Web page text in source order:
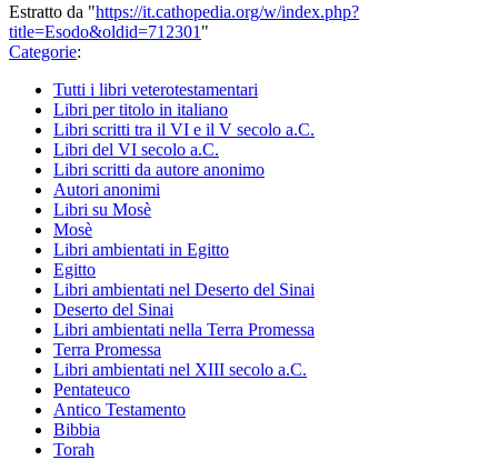
Estratto da "https://it.cathopedia.org/w/index.php?
title=Esodo&oldid=712301 "
Categorie:
Tutti i libri veterotestamentari
Libri per titolo in italiano
Libri scritti tra il VI e il V secolo a.C.
Libri del VI secolo a.C.
Libri scritti da autore anonimo
Autori anonimi
Libri su Mosè
Mosè
Libri ambientati in Egitto
Egitto
Libri ambientati nel Deserto del Sinai
Deserto del Sinai
Libri ambientati nella Terra Promessa
Terra Promessa
Libri ambientati nel XIII secolo a.C.
Pentateuco
Antico Testamento
Bibbia
Torah